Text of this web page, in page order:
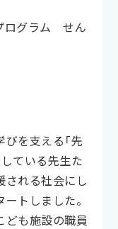
ログラム せん
を支える「先
ている先生た
される社会にし
トしました。
ども施設の職員